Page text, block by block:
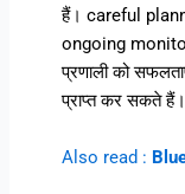
हैं। careful
ongoing
प्रणाली को
प्राप्त कर सकते हैं।
Also read :